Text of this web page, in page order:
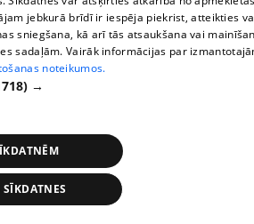
dāvanu savai draudzenei
jebkurā brīdī ir iespēja piekrist, atteikties
sniegšana, kā arī tās atsaukšana vai
sadaļām. Vairāk informācijas par
noteikumos.
→